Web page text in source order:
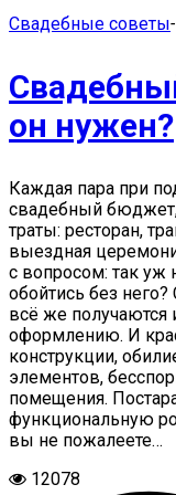
Свадебные советы-
он нужен?
Каждая пара при
свадебный
траты: ресторан,
выездная
с вопросом: так
обойтись без
всё же получаются
оформлению. И
конструкции,
элементов,
помещения.
функциональную
вы не пожалеете…
12078